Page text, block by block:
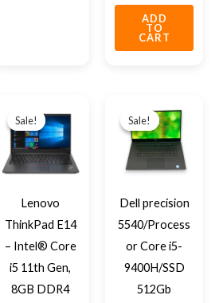
ADD
TO
CART
Sale!
Sale!
Lenovo
ThinkPad E14
– Intel® Core
i5 11th Gen,
8GB DDR4
price
was:
EGP17,699.
price
is:
EGP15,900.
Sale!
Sale!
Dell precision
5540/Process
or Core i5-
9400H/SSD
512Gb
price
was:
price
is: